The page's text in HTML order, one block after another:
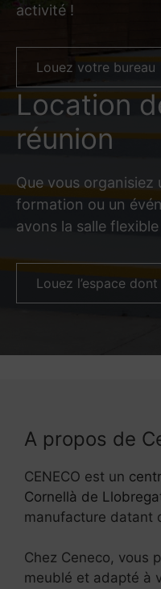
activité !
Louez votre bureau
Location
réunion
Que vous organisiez
formation ou un
avons la salle
Louez l’espace
A propos de
CENECO est un
Cornellà de
manufacture datant
Chez Ceneco, vous
meublé et adapté à